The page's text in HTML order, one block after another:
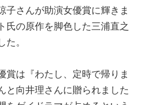
子さんが助演女優賞に輝きま
氏の原作を脚色した三浦直之
た。
は『わたし、定時で帰りま
と向井理さんに贈られました